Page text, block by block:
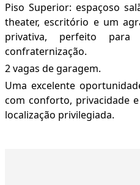
Piso Superior: espaçoso
theater, escritório e um
privativa, perfeito
confraternização.
2 vagas de garagem.
Uma excelente
com conforto, privacidade
localização privilegiada.